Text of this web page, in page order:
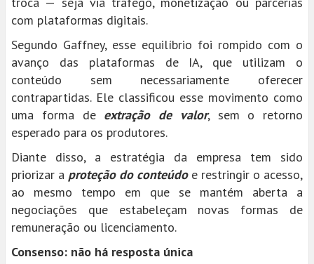
com plataformas digitais.
Segundo Gaffney, esse equilíbrio foi rompido com o
avanço das plataformas de IA, que utilizam o
conteúdo sem necessariamente oferecer
contrapartidas. Ele classificou esse movimento como
uma forma de extração de valor, sem o retorno
esperado para os produtores.
Diante disso, a estratégia da empresa tem sido
priorizar a proteção do conteúdoe restringir o acesso,
ao mesmo tempo em que se mantém aberta a
negociações que estabeleçam novas formas de
remuneração ou licenciamento.
Consenso: não há resposta única